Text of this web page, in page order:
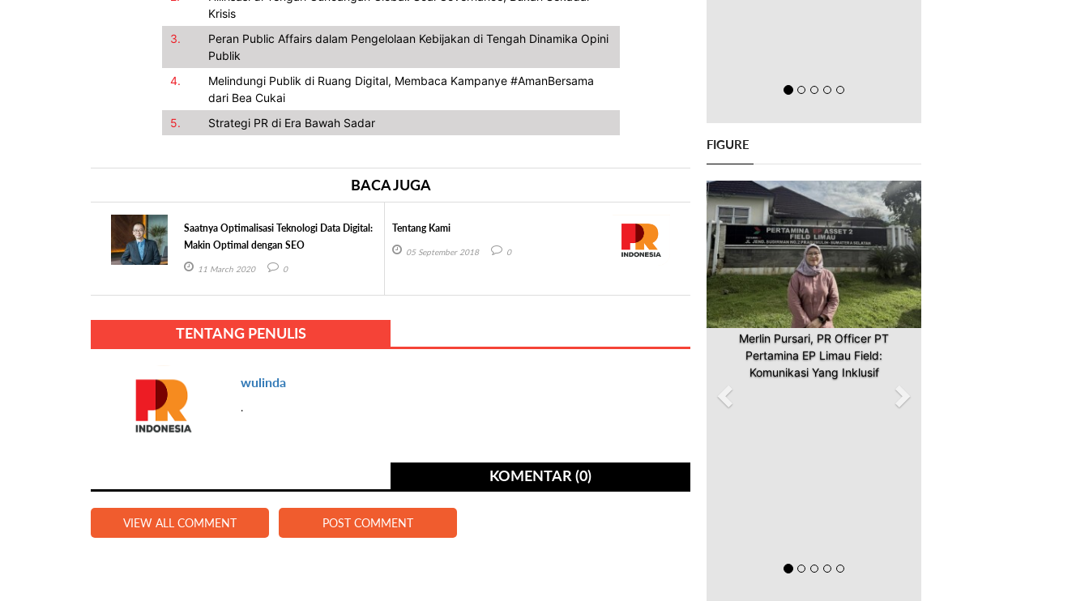
Krisis
3.
Peran Public Affairs dalam Pengelolaan Kebijakan di Tengah Dinamika Opini
Publik
4.
Melindungi Publik di Ruang Digital, Membaca Kampanye #AmanBersama
dari Bea Cukai
5.
Strategi PR di Era Bawah Sadar
BACA JUGA
Saatnya Optimalisasi Teknologi Data Digital:
Makin Optimal dengan SEO
11 March 2020 0
Tentang Kami
05 September 2018 0
TENTANG PENULIS
wulinda
.
KOMENTAR (0)
VIEW ALL COMMENT POST COMMENT
FIGURE
Merlin Pursari, PR Officer PT
Pertamina EP Limau Field:
Komunikasi Yang Inklusif
Previous Next